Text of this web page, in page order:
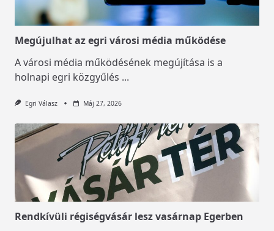
Megújulhat az egri városi média működése
A városi média működésének megújítása is a
holnapi egri közgyűlés ...
Egri Válasz Máj 27, 2026
Rendkívüli régiségvásár lesz vasárnap Egerben